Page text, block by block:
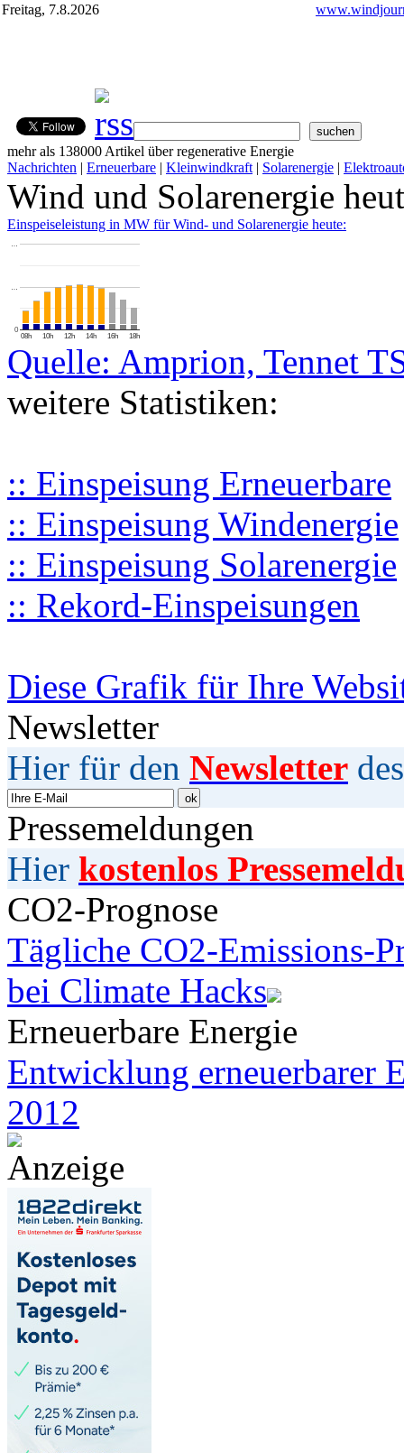
Freitag, 7.8.2026
mehr als 138000 Artikel über regenerative Energie
Nachrichten | Erneuerbare | Kleinwindkraft | Solarenergie |
Wind und Solarenergie
Einspeiseleistung in MW für Wind- und Solarenergie heute:
08h 10h 12h 14h 16h 18h
0
…
…
Quelle: Amprion, Tennet
weitere Statistiken:
:: Einspeisung Erneuerbare
:: Einspeisung Windenergie
:: Einspeisung Solarenergie
:: Rekord-Einspeisungen
Diese Grafik für Ihre
Newsletter
Hier für den Newsletter
Pressemeldungen
Hier kostenlos
CO2-Prognose
Tägliche CO2-Emissions-
bei Climate Hacks
Erneuerbare Energie
Entwicklung erneuerbarer
2012
Anzeige